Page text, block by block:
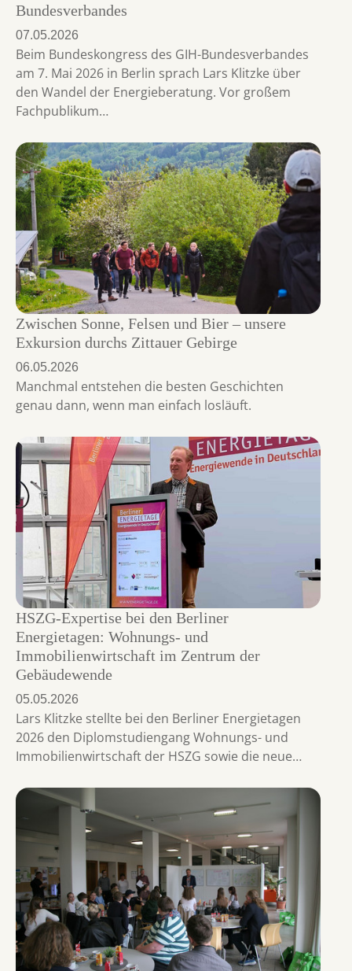
Bundesverbandes
07.05.2026
Beim Bundeskongress des GIH-Bundesverbandes
am 7. Mai 2026 in Berlin sprach Lars Klitzke über
den Wandel der Energieberatung. Vor großem
Fachpublikum…
Zwischen Sonne, Felsen und Bier – unsere
Exkursion durchs Zittauer Gebirge
06.05.2026
Manchmal entstehen die besten Geschichten
genau dann, wenn man einfach losläuft.
HSZG-Expertise bei den Berliner
Energietagen: Wohnungs- und
Immobilienwirtschaft im Zentrum der
Gebäudewende
05.05.2026
Lars Klitzke stellte bei den Berliner Energietagen
2026 den Diplomstudiengang Wohnungs- und
Immobilienwirtschaft der HSZG sowie die neue…